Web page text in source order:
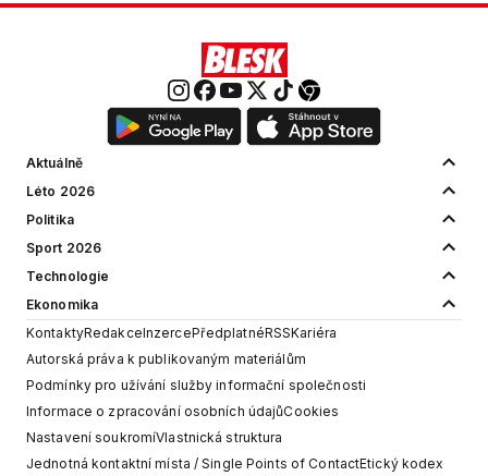
Aktuálně
Léto 2026
Politika
Sport 2026
Technologie
Ekonomika
KontaktyRedakceInzercePředplatnéRSSKariéra
Autorská práva k publikovaným materiálům
Podmínky pro užívání služby informační společnosti
Informace o zpracování osobních údajůCookies
Nastavení soukromíVlastnická struktura
Jednotná kontaktní místa / Single Points of ContactEtický kodex